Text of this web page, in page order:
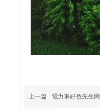
上一篇 電力車好色先生